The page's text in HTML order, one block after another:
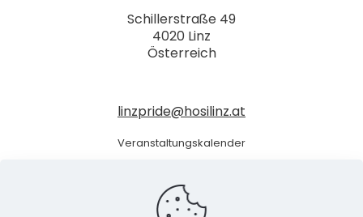
Schillerstraße 49
4020 Linz
Österreich
linzpride@hosilinz.at
Veranstaltungskalender
Datenschutzerklärung
Impressum